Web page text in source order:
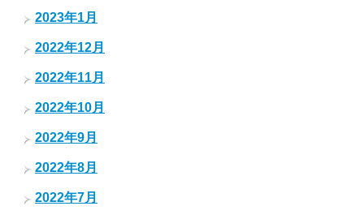
2023年1月
2022年12月
2022年11月
2022年10月
2022年9月
2022年8月
2022年7月